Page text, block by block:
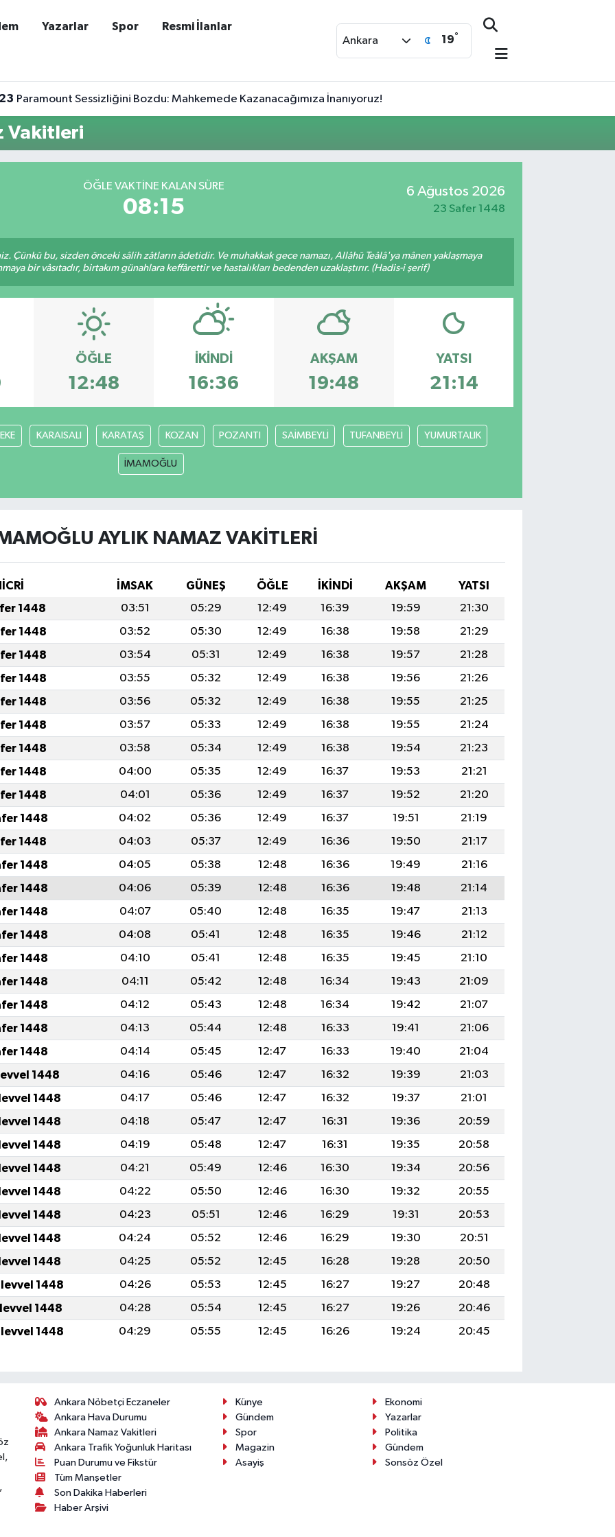
Yazarlar Spor Resmi İlanlar
Ankara 19°
Paramount Sessizliğini Bozdu: Mahkemede Kazanacağımıza İnanıyoruz!
Vakitleri
ÖĞLE VAKTINE KALAN SÜRE
08:15
6 Ağustos 2026
23 Safer 1448
Çünkü bu, sizden önceki sâlih zâtların âdetidir. Ve muhakkak gece namazı, Allâhü Teâlâ'ya mânen yaklaşmaya
bir vâsıtadır, birtakım günahlara keffârettir ve hastalıkları bedenden uzaklaştırır. (Hadis-i şerif)
ÖĞLE
12:48
İKINDI
16:36
AKŞAM
19:48
YATSI
21:14
KARAISALI KARATAŞ KOZAN POZANTI SAİMBEYLİ TUFANBEYLİ YUMURTALIK
İMAMOĞLU
AYLIK NAMAZ VAKITLERI
İMSAK GÜNEŞ ÖĞLE İKINDI AKŞAM
YATSI
1448 03:51 05:29 12:49 16:39 19:59
21:30
1448 03:52 05:30 12:49 16:38 19:58
21:29
1448 03:54 05:31 12:49 16:38 19:57
21:28
1448 03:55 05:32 12:49 16:38 19:56
21:26
1448 03:56 05:32 12:49 16:38 19:55
21:25
1448 03:57 05:33 12:49 16:38 19:55
21:24
1448 03:58 05:34 12:49 16:38 19:54
21:23
1448 04:00 05:35 12:49 16:37 19:53
21:21
1448 04:01 05:36 12:49 16:37 19:52
21:20
1448 04:02 05:36 12:49 16:37 19:51
21:19
1448 04:03 05:37 12:49 16:36 19:50
21:17
1448 04:05 05:38 12:48 16:36 19:49
21:16
1448 04:06 05:39 12:48 16:36 19:48
21:14
1448 04:07 05:40 12:48 16:35 19:47
21:13
1448 04:08 05:41 12:48 16:35 19:46
21:12
1448 04:10 05:41 12:48 16:35 19:45
21:10
1448 04:11 05:42 12:48 16:34 19:43
21:09
1448 04:12 05:43 12:48 16:34 19:42
21:07
1448 04:13 05:44 12:48 16:33 19:41
21:06
1448 04:14 05:45 12:47 16:33 19:40
21:04
1448 04:16 05:46 12:47 16:32 19:39
21:03
1448 04:17 05:46 12:47 16:32 19:37
21:01
1448 04:18 05:47 12:47 16:31 19:36
20:59
1448 04:19 05:48 12:47 16:31 19:35
20:58
1448 04:21 05:49 12:46 16:30 19:34
20:56
1448 04:22 05:50 12:46 16:30 19:32
20:55
1448 04:23 05:51 12:46 16:29 19:31
20:53
1448 04:24 05:52 12:46 16:29 19:30
20:51
1448 04:25 05:52 12:45 16:28 19:28
20:50
1448 04:26 05:53 12:45 16:27 19:27
20:48
1448 04:28 05:54 12:45 16:27 19:26
20:46
1448 04:29 05:55 12:45 16:26 19:24 20:45
Ankara Nöbetçi Eczaneler
Ankara Hava Durumu
Ankara Namaz Vakitleri
Ankara Trafik Yoğunluk Haritası
Puan Durumu ve Fikstür
Tüm Manşetler
Son Dakika Haberleri
Haber Arşivi
Künye
Ekonomi
Gündem
Yazarlar
Spor
Politika
Magazin
Gündem
Asayiş
Sonsöz Özel